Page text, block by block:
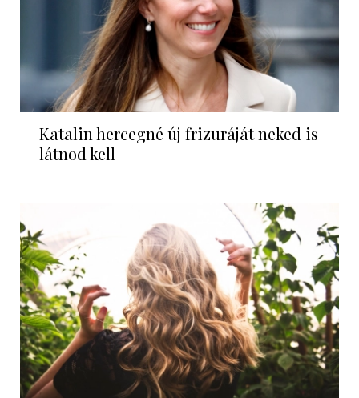
Katalin hercegné új frizuráját neked is
látnod kell